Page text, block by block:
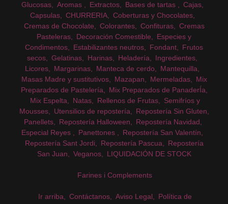
Glucosas
Aromas Extractos Bases de tartas
Cajas
Capsulas
CHURRERIA
Coberturas y Chocolates
Cremas de Chocolate
Colorantes Confituras
Cremas
Pasteleras
Decoración Comestible
Especies y
Condimentos
Estabilizantes neutros Fondant
Frutos
secos
Gelatinas Harinas Heladería
Ingredientes
Licores
Margarinas Manteca de cerdo
Mantequilla
Masas Madre y sustitutivos
Mazapan Mermeladas
Mix
Preparados de Pastelería
Mix Preparados de PanaderÍa
Mix Espelta
Natas Rellenos de Frutas
Semifríos y
Mousses
Utensilios de repostería
Repostería Sin Gluten
Panellets
Repostería Halloween
Repostería Navidad
Especial Reyes
Panettones
Repostería San Valentín
Repostería Sant Jordi
Repostería Pascua
Repostería
San Juan
Veganos LIQUIDACIÓN DE STOCK
Farines i Complements
Ir arriba Contáctanos Aviso Legal
Política de